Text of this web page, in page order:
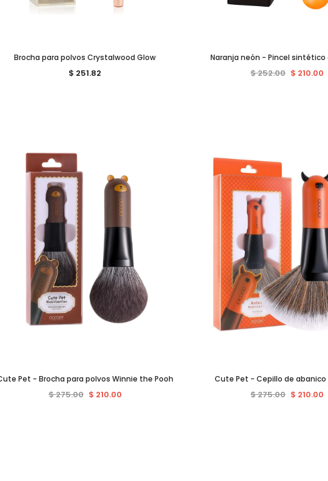
Brocha para polvos Crystalwood Glow
$ 251.82
Naranja neón - Pincel sintético
$ 252.00 $ 210.00
Pet - Brocha para polvos Winnie the Pooh
$ 275.00 $ 210.00
Cute Pet - Cepillo de abanico
$ 275.00 $ 210.00